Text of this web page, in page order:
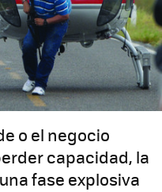
o el negocio
capacidad, la
fase explosiva